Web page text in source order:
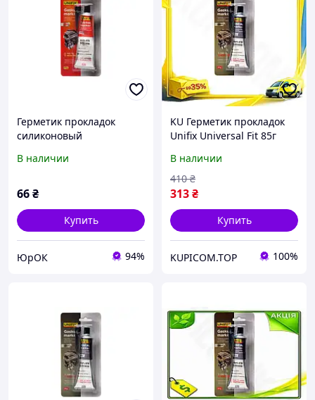
Герметик прокладок
силиконовый
красный 85г UNIFIX
В наличии
66₴
Купить
ЮрОК 94%
KU Герметик прокладок
Unifix Universal Fit 85г
однокомпонентный
силикон для ремонта
прокладок ре Uni2L_K
В наличии
313₴
410 ₴
Купить
KUPICOM.TOP 100%